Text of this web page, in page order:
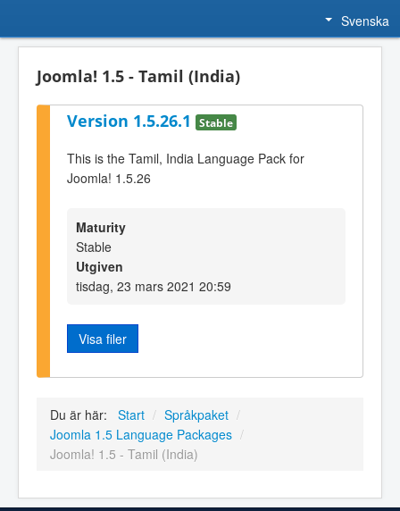
Svenska
Joomla! 1.5 - Tamil (India)
Version 1.5.26.1 Stable
This is the Tamil, India Language Pack for
Joomla! 1.5.26
Maturity
Stable
Utgiven
tisdag, 23 mars 2021 20:59
Visa filer
Du är här: Start / Språkpaket /
Joomla 1.5 Language Packages /
Joomla! 1.5 - Tamil (India)